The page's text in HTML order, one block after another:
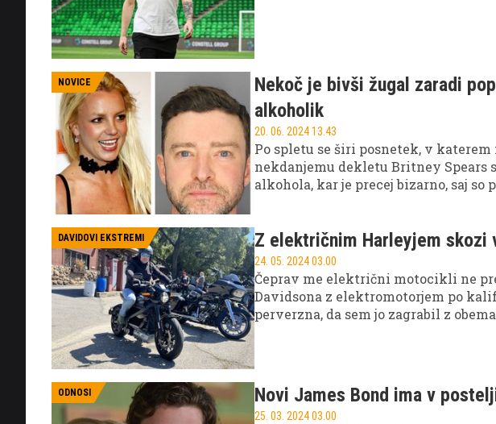
NOVICE
Nekoč je bivši žugal zaradi
alkoholik
20. 06. 2024 13.43
Po spletu se širi posnetek, v
nekdanjemu dekletu Britney Spears
alkohola, kar je precej bizarno, saj
DAVIDOVI EKSTREMI Z električnim Harleyjem skozi
24. 05. 2024 03.00
Čeprav me električni motocikli ne
Davidsona z elektromotorjem po
perverzna, da sem jo zagrabil z
ODNOSI Novi James Bond ima v
25. 03. 2024 03.00